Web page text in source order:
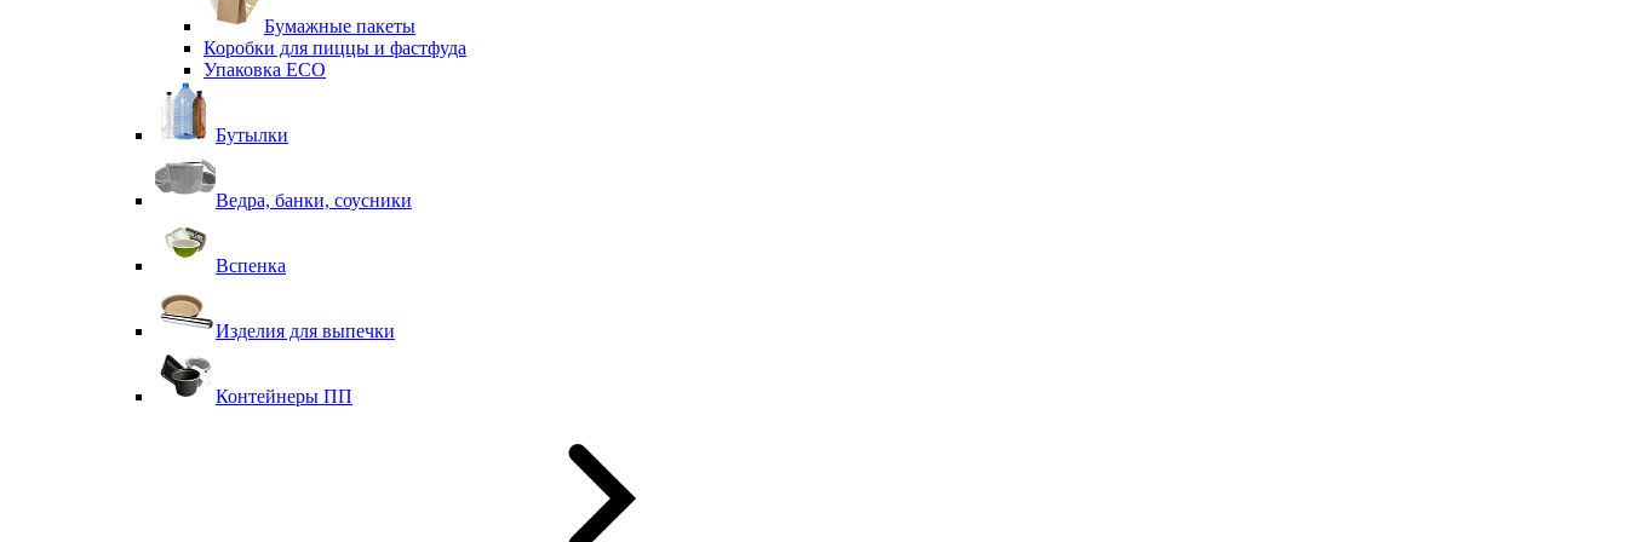
Бумажные пакеты
Коробки для пиццы и фастфуда
Упаковка ECO
Бутылки
Ведра, банки, соусники
Вспенка
Изделия для выпечки
Контейнеры ПП